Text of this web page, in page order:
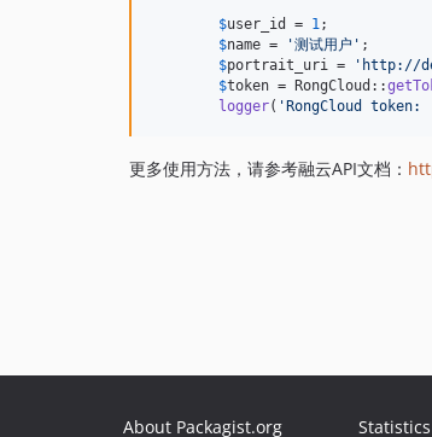
$user_id = 1;
$name = '测试用户 ' ;
$portrait_uri = ' http://
$token = RongCloud::
logger( ' RongCloud token:
更多使用方法，请参考融云API文档：
About Packagist.org Statistics